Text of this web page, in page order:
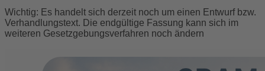
Wichtig: Es handelt sich derzeit noch um einen Entwurf bzw.
Verhandlungstext. Die endgültige Fassung kann sich im
weiteren Gesetzgebungsverfahren noch ändern